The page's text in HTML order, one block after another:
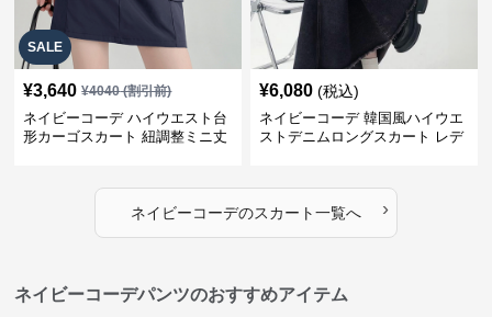
SALE
¥3,640 ¥4040(割引前)
ネイビーコーデ ハイウエスト台
形カーゴスカート 紐調整ミニ丈
¥6,080 (税込)
ネイビーコーデ 韓国風ハイウエ
ストデニムロングスカート レデ
ネイビーコーデのスカート一覧へ ›
ネイビーコーデパンツのおすすめアイテム